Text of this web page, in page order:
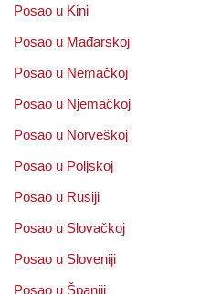
Posao u Kini
Posao u Mađarskoj
Posao u Nemačkoj
Posao u Njemačkoj
Posao u Norveškoj
Posao u Poljskoj
Posao u Rusiji
Posao u Slovačkoj
Posao u Sloveniji
Posao u Španiji